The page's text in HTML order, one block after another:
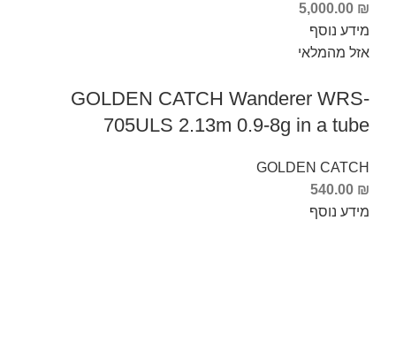
5,000.00 ₪
מידע נוסף
אזל מהמלאי
GOLDEN CATCH Wanderer WRS-
705ULS 2.13m 0.9-8g in a tube
GOLDEN CATCH
540.00 ₪
מידע נוסף